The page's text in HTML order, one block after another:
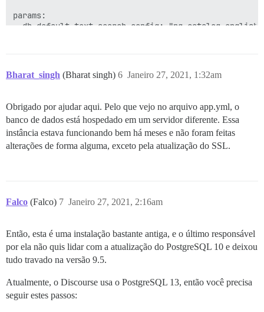
params:
  db_default_text_search_config: "pg_catalog.english"
  db_shared_buffers: "1792MB"
## Qual revisão do Git este contêiner deve usar?
  #version: tests-passed
env:
## Quantas solicitações web concorrentes são
## será definido automaticamente pelo bootstrap
## TODO: O nome de domínio ao qual esta instância
## Obrigatório. O Discourse não funcionará com um
  DISCOURSE_HOSTNAME: 'discourse.frostbite.com'
## Descomente se quiser que o contêiner seja
## nome de host (opção -h) especificado acima
  #DOCKER_USE_HOSTNAME: true
Bharat_singh (Bharat singh) Janeiro 27, 2021, 1:32am
6
Obrigado por ajudar aqui. Pelo que vejo no arquivo app.yml, o
banco de dados está hospedado em um servidor diferente. Essa
instância estava funcionando bem há meses e não foram feitas
alterações de forma alguma, exceto pela atualização do SSL.
Falco (Falco) Janeiro 27, 2021, 2:16am
7
Então, esta é uma instalação bastante antiga, e o último responsável
por ela não quis lidar com a atualização do PostgreSQL 10 e deixou
tudo travado na versão 9.5.
Atualmente, o Discourse usa o PostgreSQL 13, então você precisa
seguir estes passos: